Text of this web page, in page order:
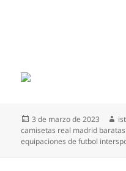
Publicado
el
3 de marzo de 2023
camisetas real madrid
equipaciones de futbol